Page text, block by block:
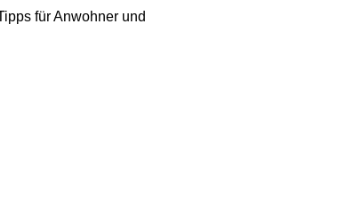
für Anwohner und